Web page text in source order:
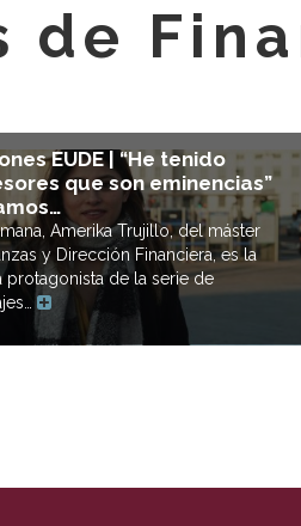
de
EUDE | “He tenido
que son eminencias”
Amerika Trujillo, del máster
y Dirección Financiera, es la
protagonista de la serie de